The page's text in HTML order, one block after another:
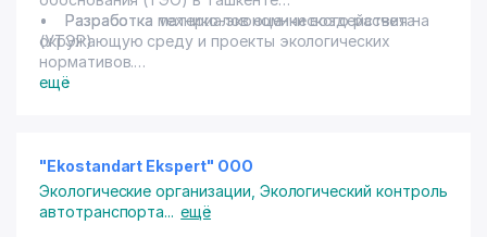
• Разработка технико-экономического расчета
(УТЭР)
• Разработка материалов оценки воздействия на
окружающую среду и проекты экологических
нормативов.
• Разработка ПЗВОС (проект заявления о
• Разработка проекта ЗЭП (проект заявления об
экологических последствиях)
• Разработка проекта ПДВ (разработки проектов
экологических нормативов предельно допустимых
ещё
"Ekostandart Ekspert" ООО
Экологические организации Экологический контроль
автотранспорта... ещё